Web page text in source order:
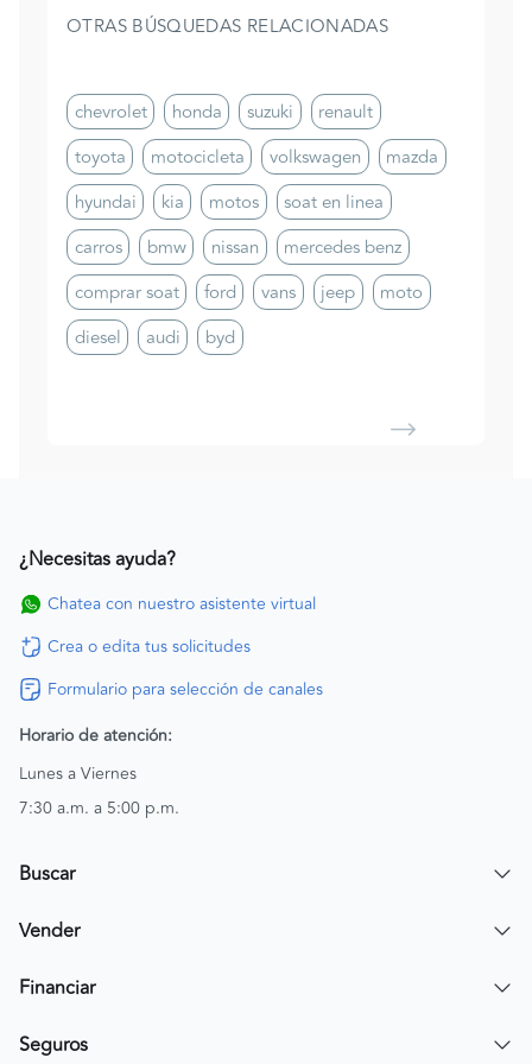
OTRAS BÚSQUEDAS RELACIONADAS
chevrolet honda suzuki
renault
toyota
motocicleta volkswagen
mazda
hyundai
kia motos
soat en linea
carros
bmw nissan
mercedes benz
comprar soat
ford vans jeep
moto
diesel
audi byd
¿Necesitas ayuda?
Chatea con nuestro asistente virtual
Crea o edita tus solicitudes
Formulario para selección de canales
Horario de atención:
Lunes a Viernes
7:30 a.m. a 5:00 p.m.
Buscar
Encuentra un carro
Vender
Publicar mi vehículo
Financiar
Simular crédito
Seguros